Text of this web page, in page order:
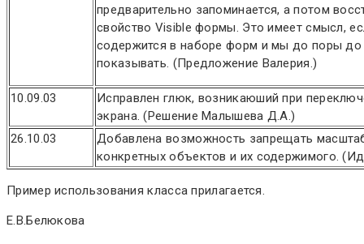
предварительно запоминается, а потом
свойство Visible формы. Это имеет смысл,
содержится в наборе форм и мы до поры до
показывать. (Предложение Валерия.)
10.09.03
Исправлен глюк, возникаюший при
экрана. (Решение Малышева Д.А.)
26.10.03
Добавлена возможность запрещать
конкретных объектов и их содержимого.
Пример использования класса прилагается.
Е.В.Белюкова